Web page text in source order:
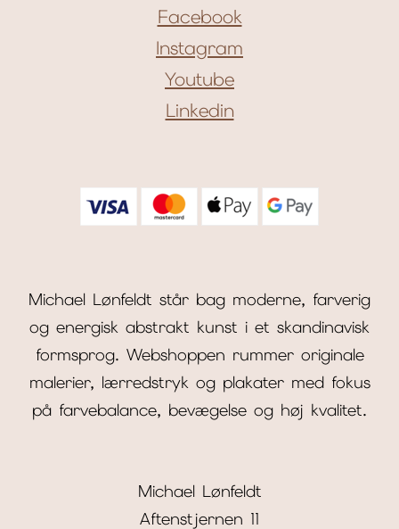
Facebook
Instagram
Youtube
Linkedin
Michael Lønfeldt står bag moderne, farverig
og energisk abstrakt kunst i et skandinavisk
formsprog. Webshoppen rummer originale
malerier, lærredstryk og plakater med fokus
på farvebalance, bevægelse og høj kvalitet.
Michael Lønfeldt
Aftenstjernen 11